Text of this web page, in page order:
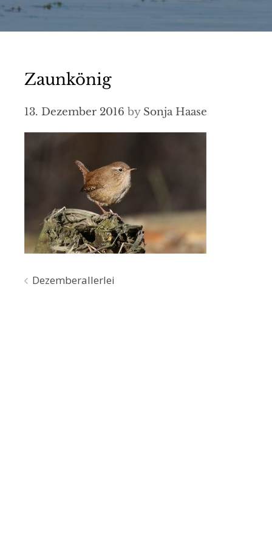
Zaunkönig
13. Dezember 2016 by Sonja Haase
Beitragsnavigation
Dezemberallerlei